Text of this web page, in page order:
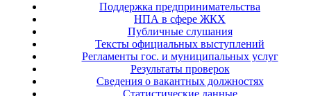
Поддержка предпринимательства
НПА в сфере ЖКХ
Публичные слушания
Тексты официальных выступлений
Регламенты гос. и муниципальных услуг
Результаты проверок
Сведения о вакантных должностях